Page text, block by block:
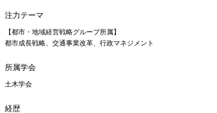
注力テーマ
【都市・地域経営戦略グループ所属】
都市成長戦略、交通事業改革、行政マネジメント
所属学会
土木学会
経歴